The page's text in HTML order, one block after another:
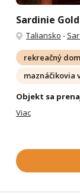
Sardinie
Taliansko -
rekreačný
maznáčikovia
Objekt sa
Viac